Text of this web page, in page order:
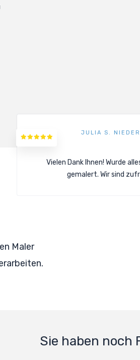
JULIA S.
Vielen Dank Ihnen! Wurde
gemalert. Wir sind
Maler
Sie haben noch